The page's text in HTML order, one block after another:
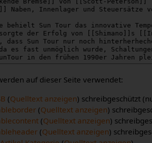
auf dieser Seite verwendet:
(Quelltext anzeigen) schreibgeschützt
(Quelltext anzeigen)
(Quelltext anzeigen)
(Quelltext anzeigen)